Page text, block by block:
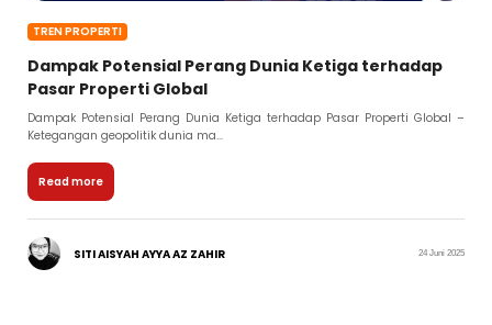
TREN PROPERTI
Dampak Potensial Perang Dunia Ketiga terhadap
Pasar Properti Global
Dampak Potensial Perang Dunia Ketiga terhadap Pasar Properti Global –
Ketegangan geopolitik dunia ma...
Read more
SITI AISYAH AYYA AZ ZAHIR 24 Juni 2025